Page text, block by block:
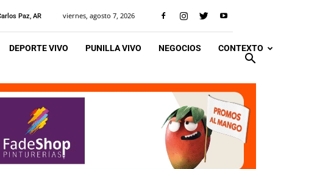
Paz, AR viernes, agosto 7, 2026
DEPORTE VIVO PUNILLA VIVO NEGOCIOS CONTEXTO